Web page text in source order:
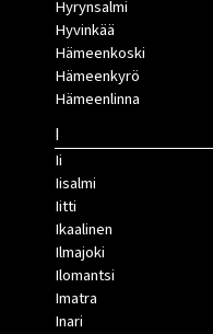
Hyrynsalmi
Hyvinkää
Hämeenkoski
Hämeenkyrö
Hämeenlinna
I
Ii
Iisalmi
Iitti
Ikaalinen
Ilmajoki
Ilomantsi
Imatra
Inari